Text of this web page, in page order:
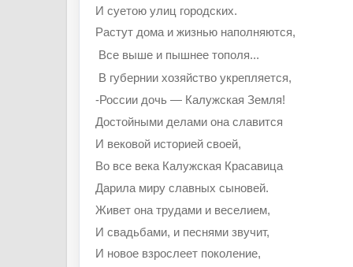
И суетою улиц городских.
Растут дома и жизнью наполняются,
Все выше и пышнее тополя...
В губернии хозяйство укрепляется,
-России дочь — Калужская Земля!
Достойными делами она славится
И вековой историей своей,
Во все века Калужская Красавица
Дарила миру славных сыновей.
Живет она трудами и веселием,
И свадьбами, и песнями звучит,
И новое взрослеет поколение,